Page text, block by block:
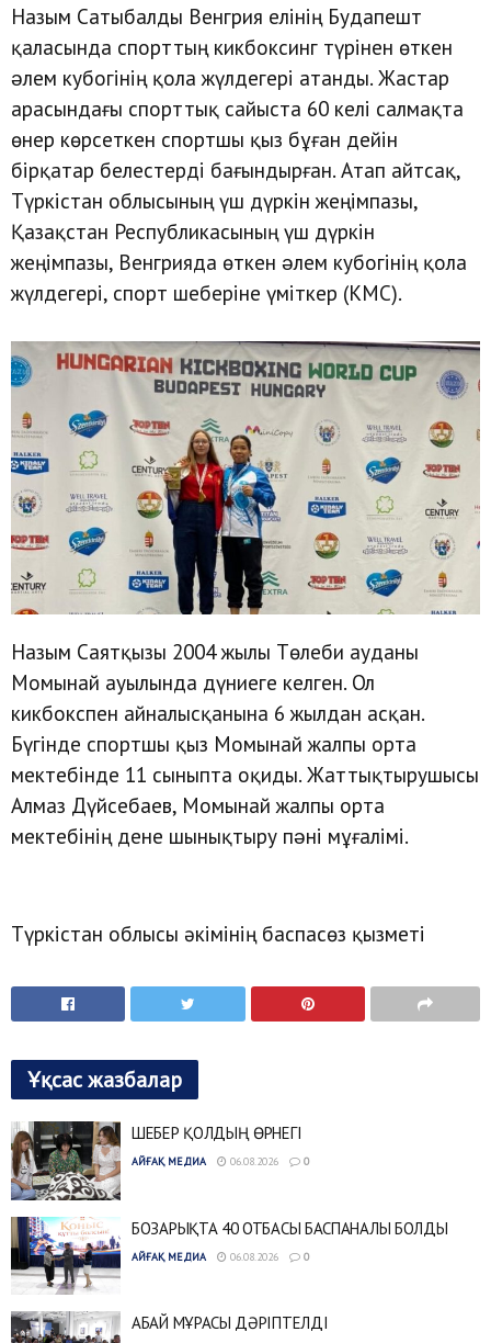
Назым Сатыбалды Венгрия елінің Будапешт
қаласында спорттың кикбоксинг түрінен өткен
əлем кубогінің қола жүлдегері атанды. Жастар
арасындағы спорттық сайыста 60 келі салмақта
өнер көрсеткен спортшы қыз бұған дейін
бірқатар белестерді бағындырған. Атап айтсақ,
Түркістан облысының үш дүркін жеңімпазы,
Қазақстан Республикасының үш дүркін
жеңімпазы, Венгрияда өткен əлем кубогінің қола
жүлдегері, спорт шеберіне үміткер (КМС).
Назым Саятқызы 2004 жылы Төлеби ауданы
Момынай ауылында дүниеге келген. Ол
кикбокспен айналысқанына 6 жылдан асқан.
Бүгінде спортшы қыз Момынай жалпы орта
мектебінде 11 сыныпта оқиды. Жаттықтырушысы
Алмаз Дүйсебаев, Момынай жалпы орта
мектебінің дене шынықтыру пəні мұғалімі.
Түркістан облысы әкімінің баспасөз қызметі
Ұқсас жазбалар
ШЕБЕР ҚОЛДЫҢ ӨРНЕГІ
АЙҒАҚ МЕДИА 06.08.2026 0
БОЗАРЫҚТА 40 ОТБАСЫ БАСПАНАЛЫ БОЛДЫ
АЙҒАҚ МЕДИА 06.08.2026 0
АБАЙ МҰРАСЫ ДӘРІПТЕЛДІ